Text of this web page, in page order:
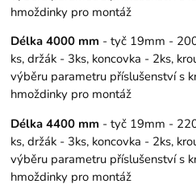
hmoždinky pro montáž
Délka 4000 mm - tyč 19mm -
ks, držák - 3ks, koncovka - 2ks,
výběru parametru příslušenství s
hmoždinky pro montáž
Délka 4400 mm - tyč 19mm -
ks, držák - 3ks, koncovka - 2ks,
výběru parametru příslušenství s
hmoždinky pro montáž